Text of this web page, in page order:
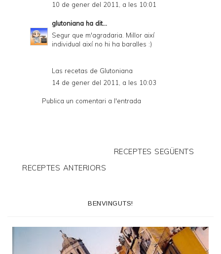
10 de gener del 2011, a les 10:01
glutoniana ha dit...
Segur que m'agradaria. Millor així
individual així no hi ha baralles :)
Las recetas de Glutoniana
14 de gener del 2011, a les 10:03
Publica un comentari a l'entrada
RECEPTES SEGÜENTS
RECEPTES ANTERIORS
BENVINGUTS!